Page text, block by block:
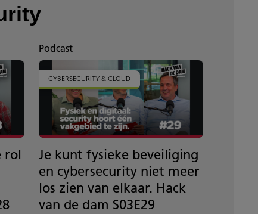
rol
Podcast
CYBERSECURITY & CLOUD
Je kunt fysieke beveiliging
en cybersecurity niet meer
los zien van elkaar. Hack
van de dam S03E29